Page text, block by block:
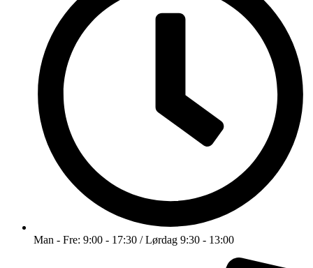
Man - Fre: 9:00 - 17:30 / Lørdag 9:30 - 13:00